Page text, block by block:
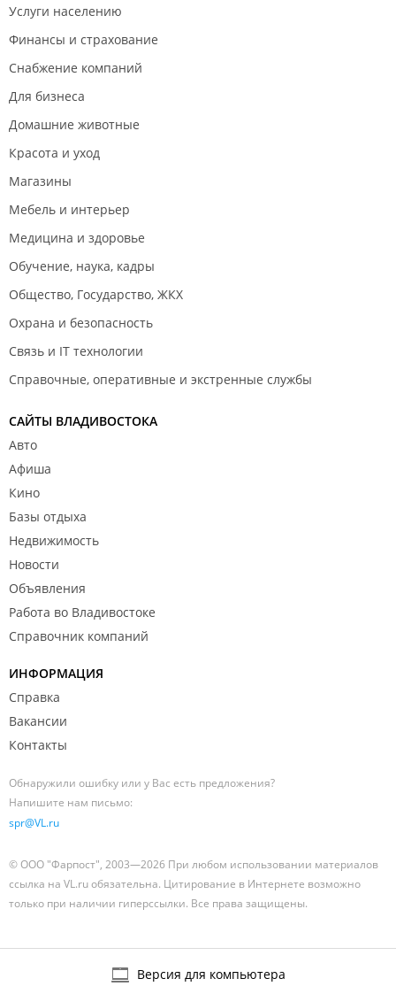
Услуги населению
Финансы и страхование
Снабжение компаний
Для бизнеса
Домашние животные
Красота и уход
Магазины
Мебель и интерьер
Медицина и здоровье
Обучение, наука, кадры
Общество, Государство, ЖКХ
Охрана и безопасность
Связь и IT технологии
Справочные, оперативные и экстренные службы
САЙТЫ ВЛАДИВОСТОКА
Авто
Афиша
Кино
Базы отдыха
Недвижимость
Новости
Объявления
Работа во Владивостоке
Справочник компаний
ИНФОРМАЦИЯ
Справка
Вакансии
Контакты
Обнаружили ошибку или у Вас есть предложения?
Напишите нам письмо:
spr@VL.ru
© ООО "Фарпост", 2003—2026 При любом использовании материалов
ссылка на VL.ru обязательна. Цитирование в Интернете возможно
только при наличии гиперссылки. Все права защищены.
Версия для компьютера